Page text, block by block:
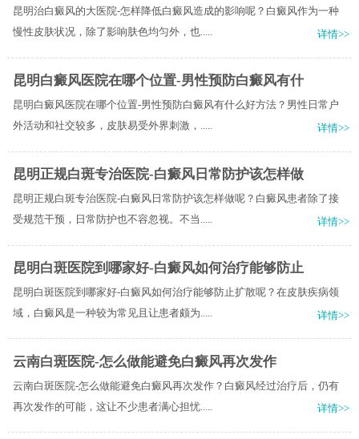
昆明治白癜风的大医院-怎样降低白癜风造成的影响呢？白癜风作为一种
慢性皮肤状况，除了影响肤色均匀外，也.....
详情>>
昆明白癜风医院在哪个位置-男性预防白癜风有什
昆明白癜风医院在哪个位置-男性预防白癜风有什么好方法？男性日常户
外活动和社交较多，皮肤易受外界刺激，.....
详情>>
昆明正规白斑专治医院-白癜风日常防护该怎样做
昆明正规白斑专治医院-白癜风日常防护该怎样做呢？白癜风患者除了接
受规范干预，日常防护也不容忽视。不当.....
详情>>
昆明白斑医院到哪家好-白癜风如何治疗能够防止
昆明白斑医院到哪家好-白癜风如何治疗能够防止扩散呢？在皮肤疾病领
域，白癜风是一种较为常见且让患者颇为.....
详情>>
云南白斑医院-怎么做能避免白癜风再次发作
云南白斑医院-怎么做能避免白癜风再次发作？白癜风经过治疗后，仍有
再次发作的可能，这让不少患者满心担忧.....
详情>>